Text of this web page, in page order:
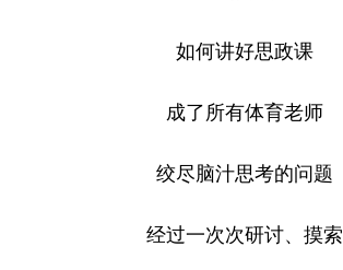
如何讲好思政课
成了所有体育老师
绞尽脑汁思考的问题
经过一次次研讨、摸索